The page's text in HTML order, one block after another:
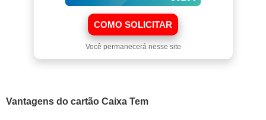
COMO SOLICITAR
Você permanecerá nesse site
Vantagens do cartão Caixa Tem